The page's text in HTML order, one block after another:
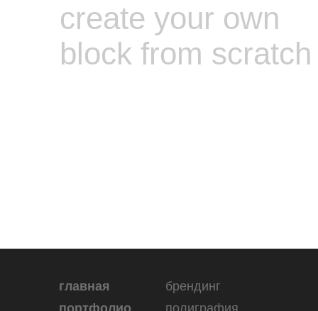
create your own
block from scratch
портфолио полиграфия
главная брендинг